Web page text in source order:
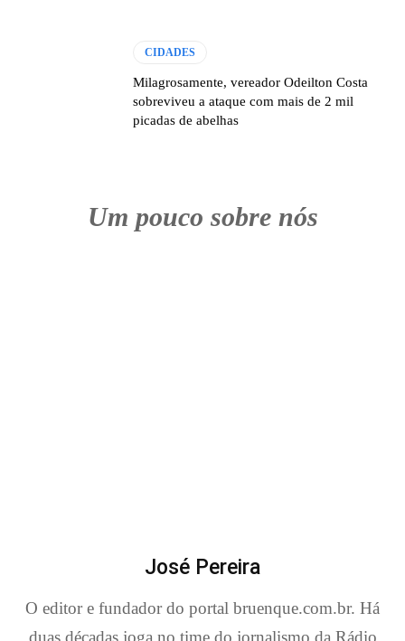
CIDADES
Milagrosamente, vereador Odeilton Costa
sobreviveu a ataque com mais de 2 mil
picadas de abelhas
Um pouco sobre nós
José Pereira
O editor e fundador do portal bruenque.com.br. Há
duas décadas joga no time do jornalismo da Rádio